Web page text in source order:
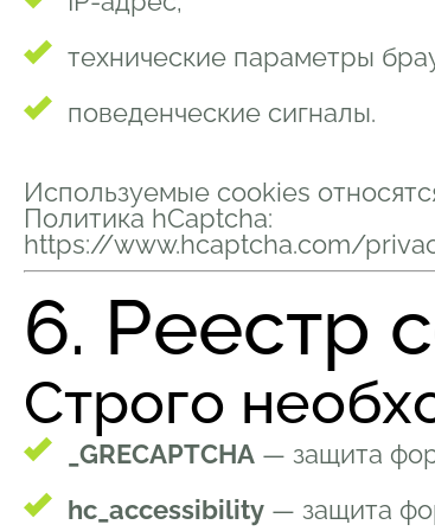
технические параметры
поведенческие сигналы.
Используемые cookies
Политика hCaptcha:
https://www.hcaptcha.com/
6. Реестр
Строго
_GRECAPTCHA— защита
hc_accessibility— защита